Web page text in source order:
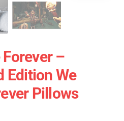
Forever –
Edition We
Pillows